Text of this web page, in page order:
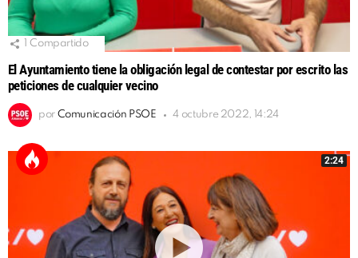
Compartido
El Ayuntamiento tiene la obligación legal de contestar por escrito las
peticiones de cualquier vecino
por Comunicación PSOE 4 octubre 2022, 14:24
2:24